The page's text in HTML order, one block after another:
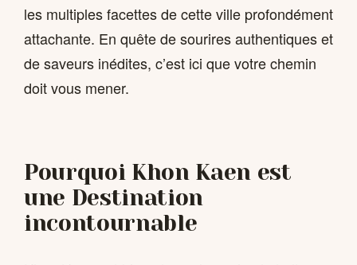
les multiples facettes de cette ville profondément
attachante. En quête de sourires authentiques et
de saveurs inédites, c’est ici que votre chemin
doit vous mener.
Pourquoi Khon Kaen est
une Destination
incontournable